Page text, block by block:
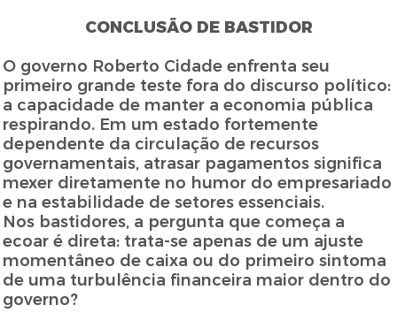
CONCLUSÃO DE BASTIDOR
O governo Roberto Cidade enfrenta seu
primeiro grande teste fora do discurso político:
a capacidade de manter a economia pública
respirando. Em um estado fortemente
dependente da circulação de recursos
governamentais, atrasar pagamentos significa
mexer diretamente no humor do empresariado
e na estabilidade de setores essenciais.
Nos bastidores, a pergunta que começa a
ecoar é direta: trata-se apenas de um ajuste
momentâneo de caixa ou do primeiro sintoma
de uma turbulência financeira maior dentro do
governo?